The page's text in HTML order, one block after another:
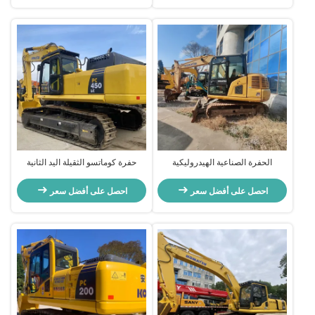
الحفرة الصناعية الهيدروليكية
70 6500 كيلوغرام
احصل على أفضل سعر
حفرة كوماتسو الثقيلة اليد الثانية
احصل على أفضل سعر